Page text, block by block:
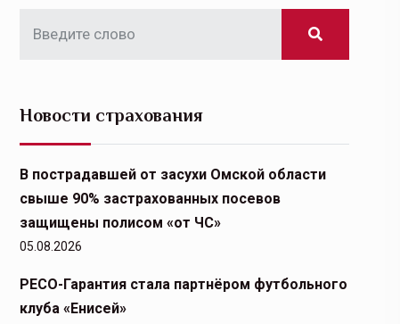
Новости страхования
В пострадавшей от засухи Омской области
свыше 90% застрахованных посевов
защищены полисом «от ЧС»
05.08.2026
РЕСО-Гарантия стала партнёром футбольного
клуба «Енисей»